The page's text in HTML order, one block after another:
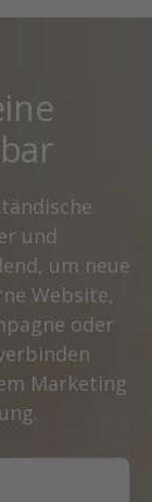
und
um neue
Website,
oder
Marketing